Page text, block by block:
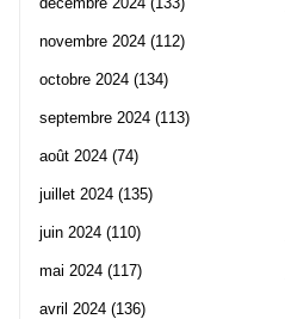
novembre 2024 (112)
octobre 2024 (134)
septembre 2024 (113)
août 2024 (74)
juillet 2024 (135)
juin 2024 (110)
mai 2024 (117)
avril 2024 (136)